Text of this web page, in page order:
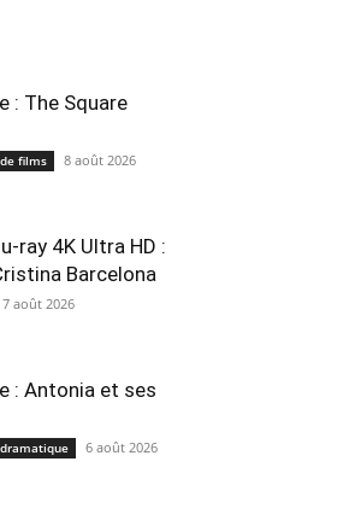
: The Square
films 8 août 2026
ray 4K Ultra HD :
Barcelona
7 août 2026
: Antonia et ses
6 août 2026